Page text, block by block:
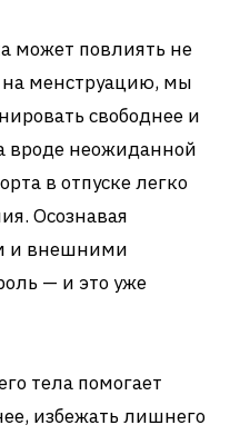
может повлиять не
на менструацию, мы
свободнее и
вроде неожиданной
в отпуске легко
Осознавая
и внешними
— и это уже
тела помогает
избежать лишнего